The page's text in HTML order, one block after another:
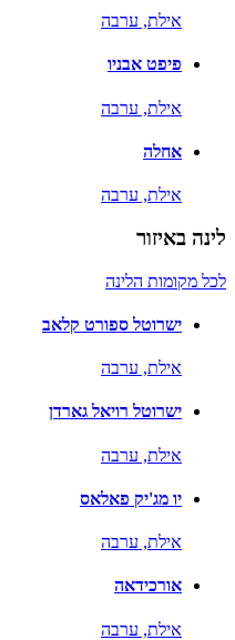
אילת, ערבה
פיפט אבניו
אילת, ערבה
אחלה
אילת, ערבה
לינה באיזור
לכל מקומות הלינה
ישרוטל ספורט קלאב
אילת, ערבה
ישרוטל רויאל גארדן
אילת, ערבה
יו מג'יק פאלאס
אילת, ערבה
אורכידאה
אילת, ערבה